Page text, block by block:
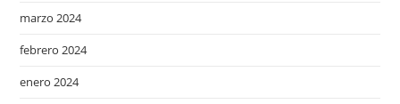
marzo 2024
febrero 2024
enero 2024